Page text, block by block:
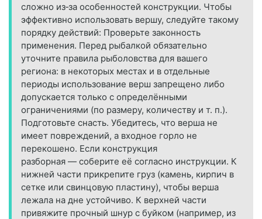
сложно из‑за особенностей конструкции. Чтобы
эффективно использовать вершу, следуйте такому
порядку действий: Проверьте законность
применения. Перед рыбалкой обязательно
уточните правила рыболовства для вашего
региона: в некоторых местах и в отдельные
периоды использование верш запрещено либо
допускается только с определёнными
ограничениями (по размеру, количеству и т. п.).
Подготовьте снасть. Убедитесь, что верша не
имеет повреждений, а входное горло не
перекошено. Если конструкция
разборная — соберите её согласно инструкции. К
нижней части прикрепите груз (камень, кирпич в
сетке или свинцовую пластину), чтобы верша
лежала на дне устойчиво. К верхней части
привяжите прочный шнур с буйком (например, из